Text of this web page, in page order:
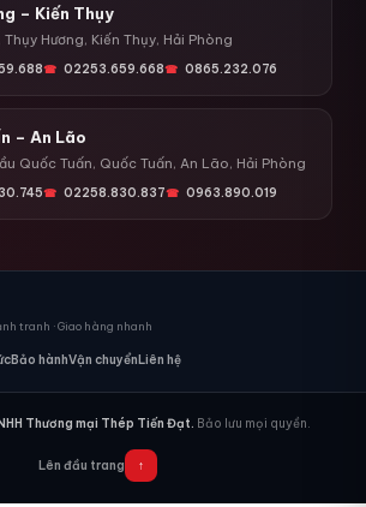
– Kiến Thụy
Thụy Hương, Kiến Thụy, Hải Phòng
02253.659.668 0865.232.076
– An Lão
Quốc Tuấn, Quốc Tuấn, An Lão, Hải Phòng
02258.830.837 0963.890.019
tranh · Giao hàng nhanh
Bảo hànhVận chuyểnLiên hệ
Thương mại Thép Tiến Đạt. Bảo lưu mọi quyền.
Lên đầu trang ↑